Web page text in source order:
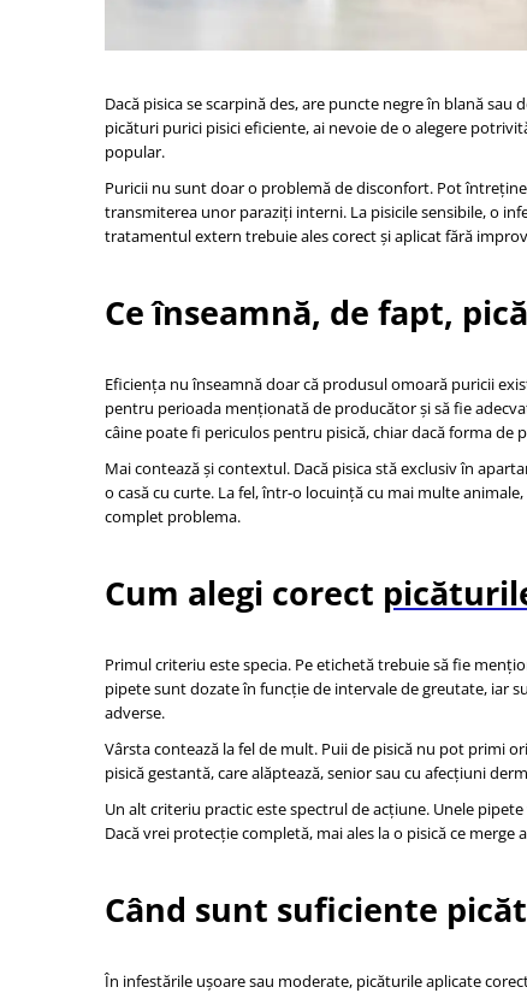
Dacă pisica se scarpină des, are puncte negre în blană
picături purici pisici eficiente, ai nevoie de o alegere
popular.
Puricii nu sunt doar o problemă de disconfort. Pot
transmiterea unor paraziți interni. La pisicile sensibile, o
tratamentul extern trebuie ales corect și aplicat fără
Ce înseamnă, de fapt,
Eficiența nu înseamnă doar că produsul omoară puricii
pentru perioada menționată de producător și să fie
câine poate fi periculos pentru pisică, chiar dacă forma de
Mai contează și contextul. Dacă pisica stă exclusiv în
o casă cu curte. La fel, într-o locuință cu mai multe
complet problema.
Cum alegi corect
Primul criteriu este specia. Pe etichetă trebuie să fie
pipete sunt dozate în funcție de intervale de greutate, iar
adverse.
Vârsta contează la fel de mult. Puii de pisică nu pot primi
pisică gestantă, care alăptează, senior sau cu afecțiuni
Un alt criteriu practic este spectrul de acțiune. Unele
Dacă vrei protecție completă, mai ales la o pisică ce
Când sunt suficiente
În infestările ușoare sau moderate, picăturile aplicate